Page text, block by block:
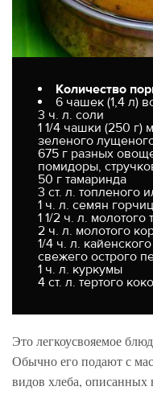
Количество
6 чашек (1,4 л)
3 ч. л. соли
1 1/4 чашки (250 г)
зеленого
675 г разных
помидоры,
50 г тамаринда
3 ст. л. топленого
1 ч. л. семян
1 1/2 ч. л. молотого
2 ч. л. молотого
1/4 ч. л.
свежего острого
1 ч. л. куркумы
4 ст. л. тертого
Это легкоусвояемое
Обычно его подают с
видов хлеба,